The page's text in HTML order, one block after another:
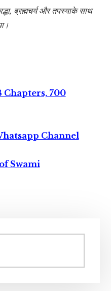
ब्रह्मचर्य और तपस्याके साथ
Chapters, 700
Channel
Swami